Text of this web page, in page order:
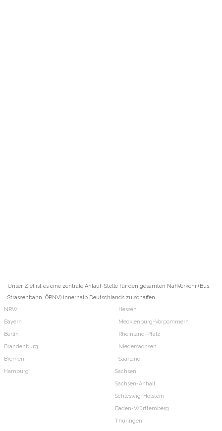
Unser Ziel ist es eine zentrale Anlauf-Stelle für den gesamten NahVerkehr (Bus,
Strassenbahn, ÖPNV) innerhalb Deutschlands zu schaffen.
NRW
Bayern
Berlin
Brandenburg
Bremen
Hamburg
Hessen
Mecklenburg-Vorpommern
Rheinland-Pfalz
Niedersachsen
Saarland
Sachsen
Sachsen-Anhalt
Schleswig-Holstein
Baden-Württemberg
Thüringen